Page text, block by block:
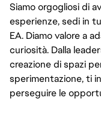
Siamo orgogliosi di
esperienze, sedi in
EA. Diamo valore a
curiosità. Dalla
creazione di spazi
sperimentazione, ti
perseguire le